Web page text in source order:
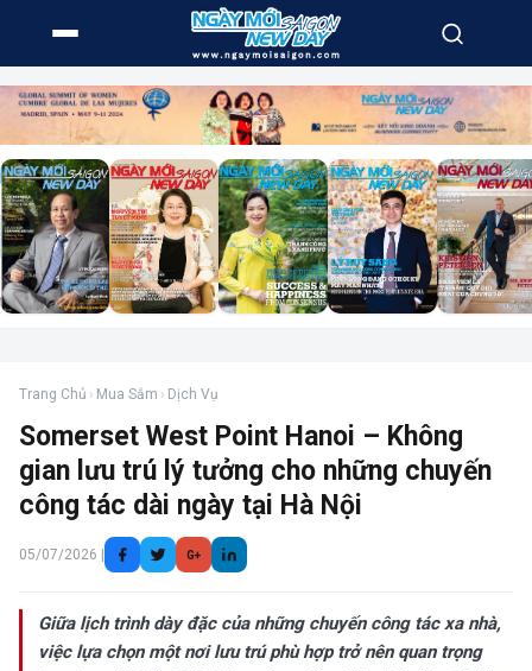
Trang Chủ › Mua Sắm › Dịch Vụ
Somerset West Point Hanoi – Không
gian lưu trú lý tưởng cho những chuyến
công tác dài ngày tại Hà Nội
05/07/2026 | G+
Giữa lịch trình dày đặc của những chuyến công tác xa nhà,
việc lựa chọn một nơi lưu trú phù hợp trở nên quan trọng